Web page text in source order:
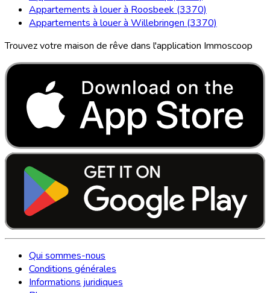
Appartements à louer à Roosbeek (3370)
Appartements à louer à Willebringen (3370)
Trouvez votre maison de rêve dans l'application Immoscoop
Qui sommes-nous
Conditions générales
Informations juridiques